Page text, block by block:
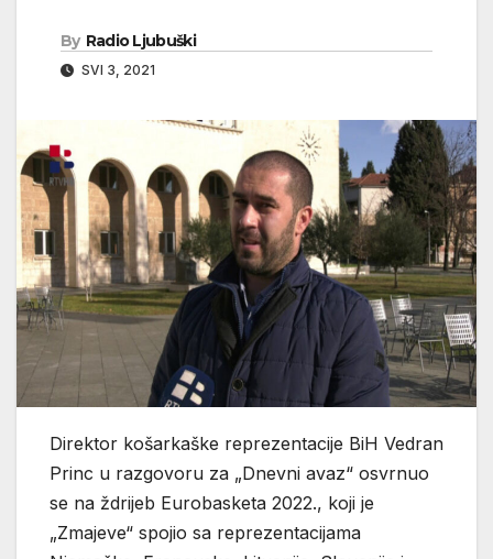
By Radio Ljubuški
SVI 3, 2021
Direktor košarkaške reprezentacije BiH Vedran
Princ u razgovoru za „Dnevni avaz“ osvrnuo
se na ždrijeb Eurobasketa 2022., koji je
„Zmajeve“ spojio sa reprezentacijama